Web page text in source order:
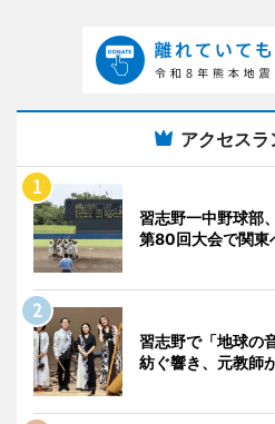
アクセス
習志野一中野球部
第80回大会で関東
習志野で「地球の
紡ぐ響き、元教師